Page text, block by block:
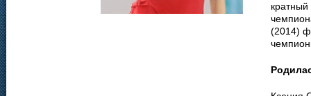
(2014)